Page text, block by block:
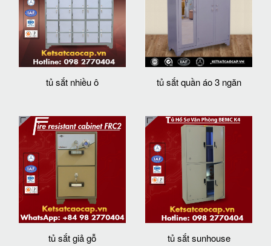
tủ sắt nhiều ô tủ sắt quần áo 3 ngăn
tủ sắt giả gỗ tủ sắt sunhouse